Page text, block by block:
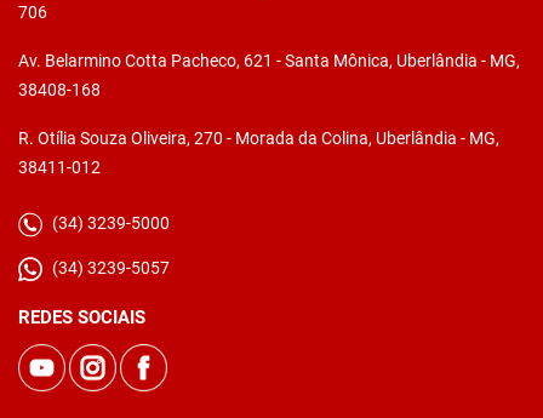
706
Av. Belarmino Cotta Pacheco, 621 - Santa Mônica, Uberlândia - MG,
38408-168
R. Otília Souza Oliveira, 270 - Morada da Colina, Uberlândia - MG,
38411-012
(34) 3239-5000
(34) 3239-5057
REDES SOCIAIS